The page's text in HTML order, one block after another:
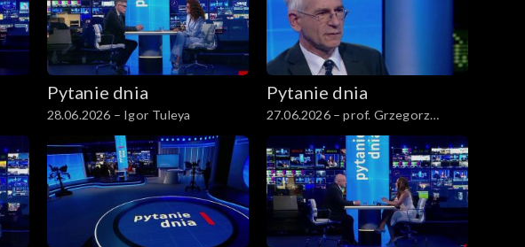
Pytanie dnia
28.06.2026 – Igor Tuleya
Pytanie dnia
27.06.2026 – prof. Grzegorz
Motyka